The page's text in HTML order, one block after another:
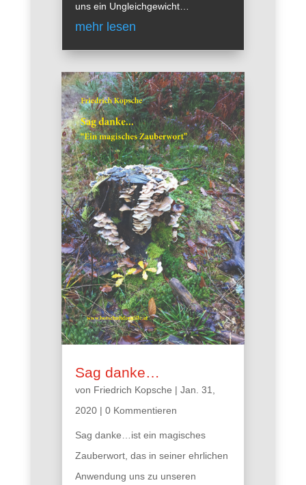
uns ein Ungleichgewicht…
mehr lesen
Sag danke…
von Friedrich Kopsche | Jan. 31,
2020| 0 Kommentieren
Sag danke…ist ein magisches
Zauberwort, das in seiner ehrlichen
Anwendung uns zu unseren